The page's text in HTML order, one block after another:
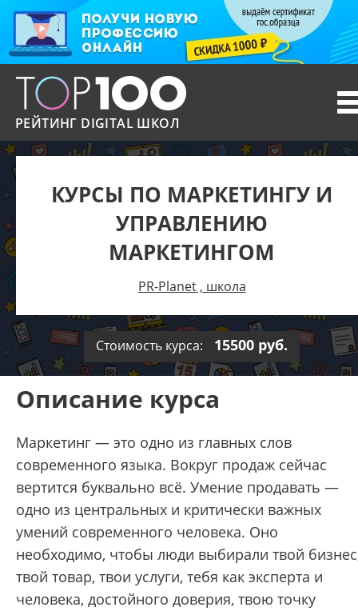
РЕЙТИНГ DIGITAL ШКОЛ
КУРСЫ ПО МАРКЕТИНГУ И
УПРАВЛЕНИЮ
МАРКЕТИНГОМ
PR-Planet , школа
Стоимость курса: 15500 руб.
Описание курса
Маркетинг — это одно из главных слов
современного языка. Вокруг продаж сейчас
вертится буквально всё. Умение продавать —
одно из центральных и критически важных
умений современного человека. Оно
необходимо, чтобы люди выбирали твой
твой товар, твои услуги, тебя как эксперта и
человека, достойного доверия, твою точку